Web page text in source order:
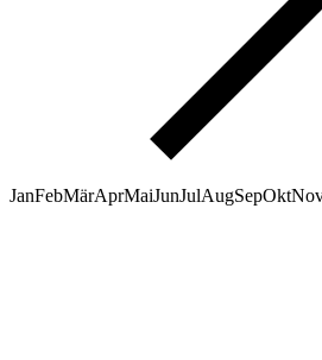
JanFebMärAprMaiJunJulAugSepOkt